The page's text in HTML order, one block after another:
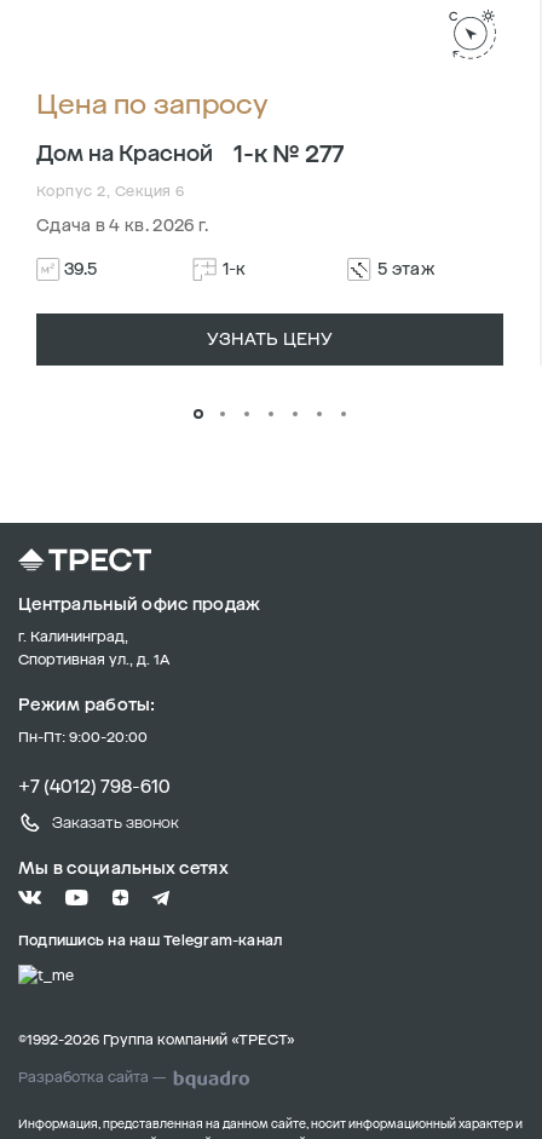
Цена по запросу
Дом на Красной 1-к № 277
Корпус 2, Секция 6
Сдача в 4 кв. 2026 г.
39.5 1-к 5 этаж
УЗНАТЬ ЦЕНУ
Центральный офис продаж
г. Калининград,
Спортивная ул., д. 1А
Режим работы:
Пн-Пт: 9:00-20:00
+7 (4012) 798-610
Заказать звонок
Мы в социальных сетях
Подпишись на наш Telegram-канал
©1992-2026 Группа компаний «ТРЕСТ»
Разработка сайта —
Информация, представленная на данном сайте, носит информационный характер и